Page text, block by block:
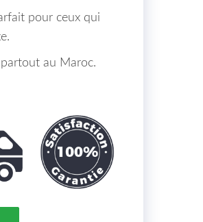
pour ceux qui
au Maroc.